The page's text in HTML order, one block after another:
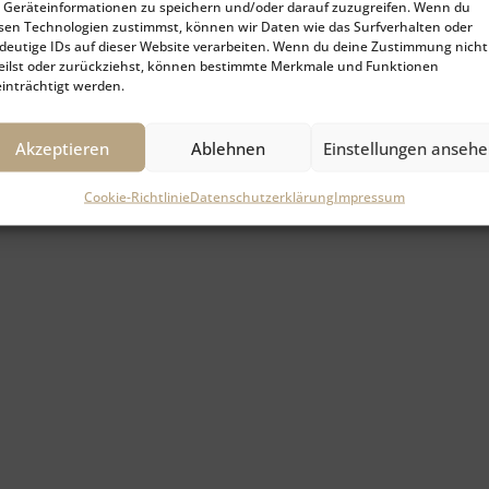
Geräteinformationen zu speichern und/oder darauf zuzugreifen. Wenn du
Technologien zustimmst, können wir Daten wie das Surfverhalten oder
IDs auf dieser Website verarbeiten. Wenn du deine Zustimmung nicht
oder zurückziehst, können bestimmte Merkmale und Funktionen
werden.
Akzeptieren Ablehnen Einstellungen
Cookie-RichtlinieDatenschutzerklärungImpressum